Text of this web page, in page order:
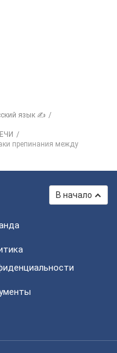
язык ✍
препинания между
В начало